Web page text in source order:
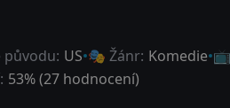
původu: US 🎭 Žánr: Komedie
53% (27 hodnocení)